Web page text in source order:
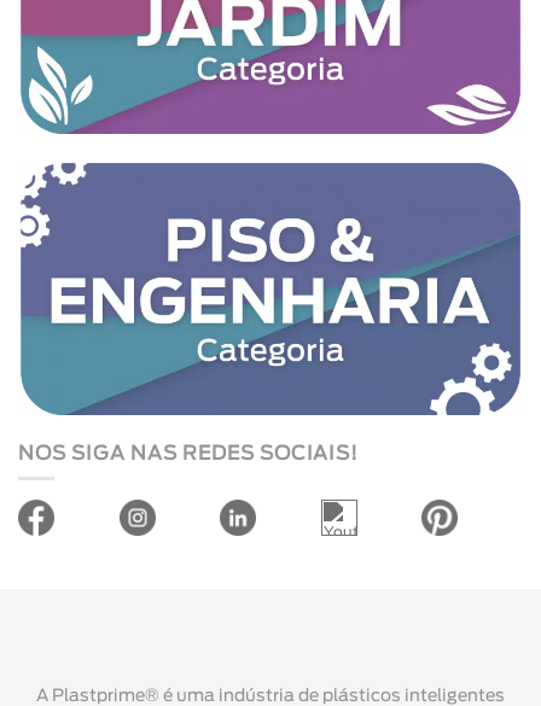
NOS SIGA NAS REDES SOCIAIS!
A Plastprime® é uma indústria de plásticos inteligentes